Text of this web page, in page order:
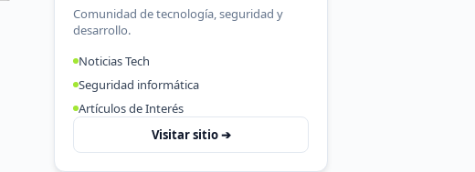
Comunidad de tecnología, seguridad y
desarrollo.
Noticias Tech
Seguridad informática
Artículos de Interés
Visitar sitio ➔